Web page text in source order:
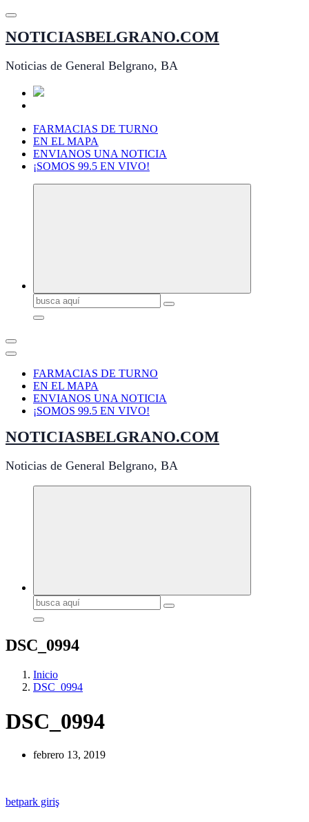
Saltar
contenido
NOTICIASBELGRANO.COM
Noticias de General Belgrano, BA
FARMACIAS DE TURNO
EN EL MAPA
ENVIANOS UNA NOTICIA
¡SOMOS 99.5 EN VIVO!
Buscar:
FARMACIAS DE TURNO
EN EL MAPA
ENVIANOS UNA NOTICIA
¡SOMOS 99.5 EN VIVO!
NOTICIASBELGRANO.COM
Noticias de General Belgrano, BA
Buscar:
DSC_0994
Inicio
DSC_0994
DSC_0994
febrero 13, 2019
betpark giriş